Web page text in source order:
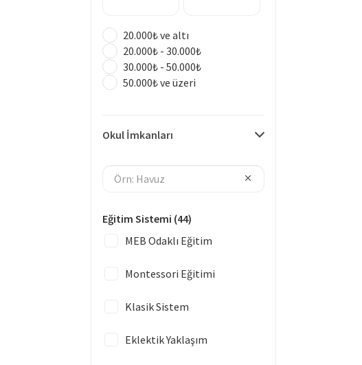
20.000₺ ve altı
20.000₺ - 30.000₺
30.000₺ - 50.000₺
50.000₺ ve üzeri
Okul İmkanları
Eğitim Sistemi (44)
MEB Odaklı Eğitim
Montessori Eğitimi
Klasik Sistem
Eklektik Yaklaşım